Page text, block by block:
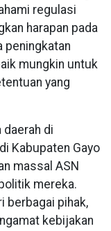
regulasi
harapan pada
peningkatan
mungkin untuk
yang
daerah di
Kabupaten Gayo
massal ASN
mereka.
berbagai pihak,
kebijakan